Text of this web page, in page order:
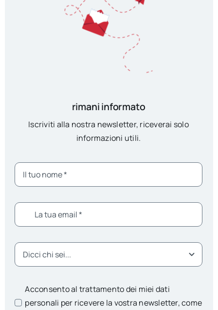
rimani informato
Iscriviti alla nostra newsletter, riceverai solo
informazioni utili.
Acconsento al trattamento dei miei dati
personali per ricevere la vostra newsletter, come